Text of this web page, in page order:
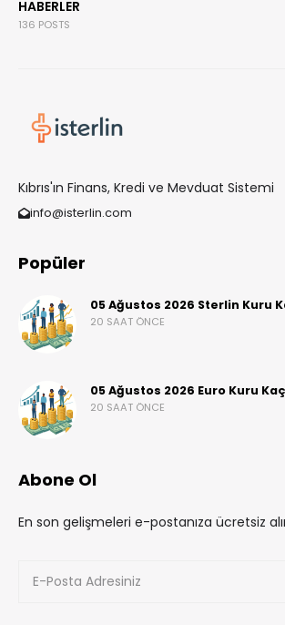
HABERLER
136 POSTS
Kıbrıs'ın Finans, Kredi ve Mevduat Sistemi
info@isterlin.com
Popüler
05 Ağustos 2026 Sterlin Kuru
20 SAAT ÖNCE
05 Ağustos 2026 Euro Kuru Kaç
20 SAAT ÖNCE
Abone Ol
En son gelişmeleri e-postanıza ücretsiz